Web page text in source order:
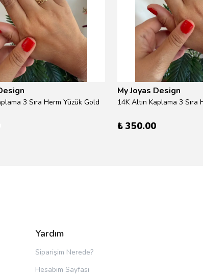
3 Sıra Herm Yüzük Gold
My Joyas Design
14K Altın Kaplama 3 Sıra
₺ 350.00
Yardım
Siparişim Nerede?
Hesabım Sayfası